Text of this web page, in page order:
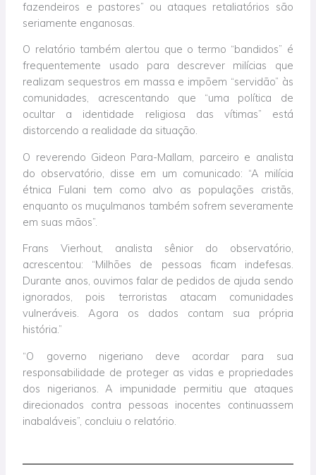
fazendeiros e pastores” ou ataques retaliatórios são
seriamente enganosas.
O relatório também alertou que o termo “bandidos” é
frequentemente usado para descrever milícias que
realizam sequestros em massa e impõem “servidão” às
comunidades, acrescentando que “uma política de
ocultar a identidade religiosa das vítimas” está
distorcendo a realidade da situação.
O reverendo Gideon Para-Mallam, parceiro e analista
do observatório, disse em um comunicado: “A milícia
étnica Fulani tem como alvo as populações cristãs,
enquanto os muçulmanos também sofrem severamente
em suas mãos”.
Frans Vierhout, analista sênior do observatório,
acrescentou: “Milhões de pessoas ficam indefesas.
Durante anos, ouvimos falar de pedidos de ajuda sendo
ignorados, pois terroristas atacam comunidades
vulneráveis. Agora os dados contam sua própria
história.”
“O governo nigeriano deve acordar para sua
responsabilidade de proteger as vidas e propriedades
dos nigerianos. A impunidade permitiu que ataques
direcionados contra pessoas inocentes continuassem
inabaláveis”, concluiu o relatório.